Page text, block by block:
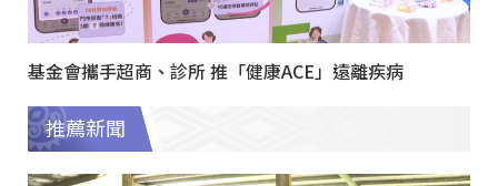
基金會攜手超商、診所 推「健康ACE」遠離疾病
推薦新聞